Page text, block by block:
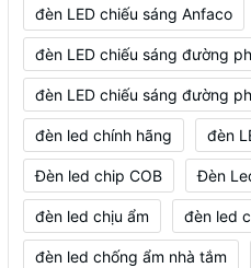
đèn LED chiếu sáng Anfaco
đèn LED chiếu sáng đường
đèn LED chiếu sáng đường
đèn led chính hãng đèn
Đèn led chip COB Đèn
đèn led chịu ẩm đèn led
đèn led chống ẩm nhà tắm